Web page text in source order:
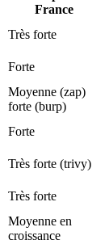
France
Très forte
Forte
Moyenne (zap)
forte (burp)
Forte
Très forte (trivy)
Très forte
Moyenne en
croissance